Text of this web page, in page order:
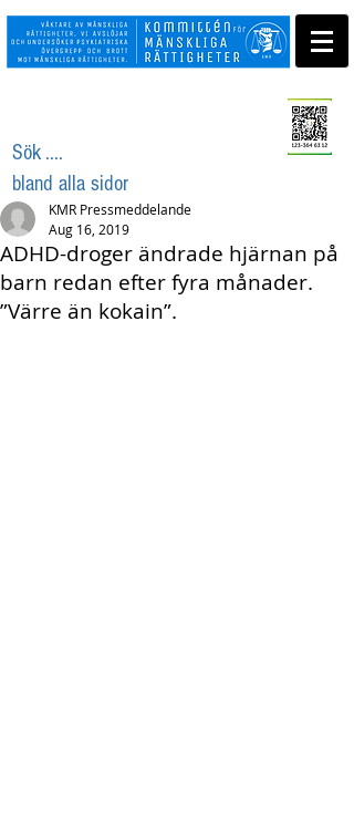
Sök ....
bland alla sidor
ADHD-droger ändrade hjärnan på
barn redan efter fyra månader.
”Värre än kokain”.
KMR Pressmeddelande
Aug 16, 2019